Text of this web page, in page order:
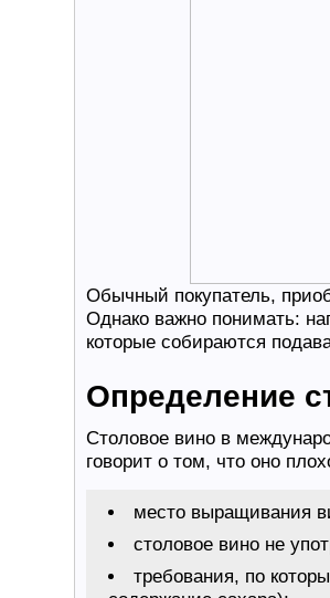
Обычный покупатель,
Однако важно понимать:
которые собираются
Определение
Столовое вино в
говорит о том, что оно
место выращивания
столовое вино не
требования, по